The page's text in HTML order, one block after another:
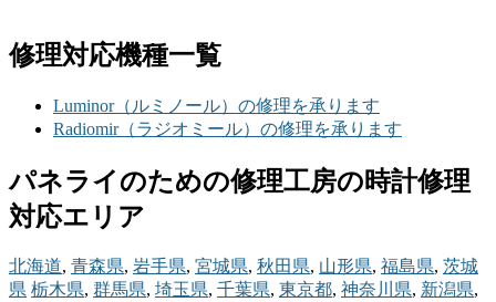
修理対応機種一覧
Luminor（ルミノール）の修理を承ります
Radiomir（ラジオミール）の修理を承ります
パネライのための修理工房の時計修理
対応エリア
北海道, 青森県, 岩手県, 宮城県, 秋田県, 山形県, 福島県, 茨城
県 栃木県, 群馬県, 埼玉県, 千葉県, 東京都, 神奈川県, 新潟県,